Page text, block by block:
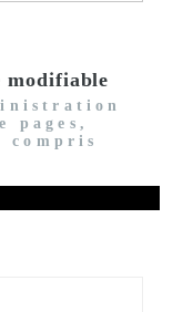
modifiable
pages,
compris